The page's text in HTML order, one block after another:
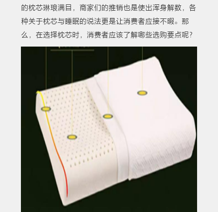
的枕芯琳琅满目，商家们的推销也是使出浑身解数，各
种关于枕芯与睡眠的说法更是让消费者应接不暇。那
么，在选择枕芯时，消费者应该了解哪些选购要点呢？